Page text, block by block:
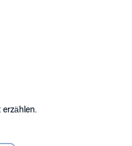
RBmedia Verlag